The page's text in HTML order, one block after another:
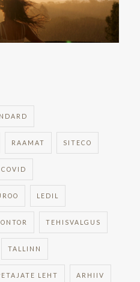
RAAMAT SITECO
COVID
LEDIL
TEHISVALGUS
TALLINN
LEHT ARHIIV